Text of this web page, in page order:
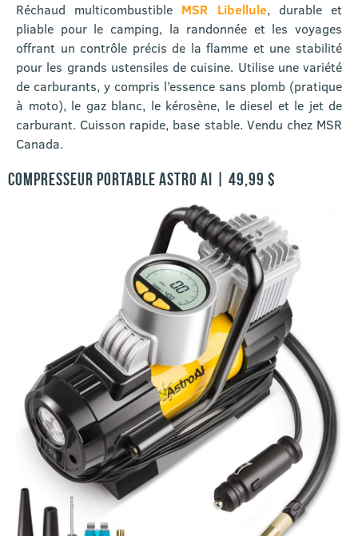
Réchaud multicombustible MSR Libellule, durable et
pliable pour le camping, la randonnée et les voyages
offrant un contrôle précis de la flamme et une stabilité
pour les grands ustensiles de cuisine. Utilise une variété
de carburants, y compris l’essence sans plomb (pratique
à moto), le gaz blanc, le kérosène, le diesel et le jet de
carburant. Cuisson rapide, base stable. Vendu chez MSR
Canada.
COMPRESSEUR PORTABLE ASTRO AI | 49,99 $